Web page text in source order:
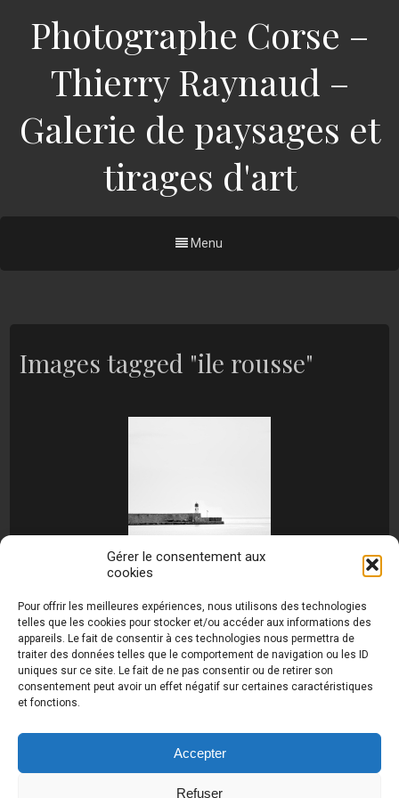
Gérer le consentement aux
cookies
Pour offrir les meilleures expériences, nous utilisons des technologies
telles que les cookies pour stocker et/ou accéder aux informations des
appareils. Le fait de consentir à ces technologies nous permettra de
traiter des données telles que le comportement de navigation ou les ID
uniques sur ce site. Le fait de ne pas consentir ou de retirer son
consentement peut avoir un effet négatif sur certaines caractéristiques
et fonctions.
Accepter
Refuser
Photographe Corse –
Thierry Raynaud –
Galerie de paysages et
tirages d'art
Menu
Images tagged "ile rousse"
raynaud.com ©
Toutes les photos de ce site sont
la propriété de l'auteur et sont protégées par le